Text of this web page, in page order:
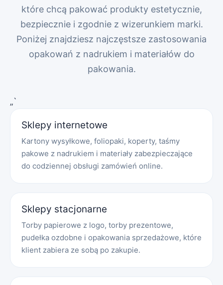
które chcą pakować produkty estetycznie,
bezpiecznie i zgodnie z wizerunkiem marki.
Poniżej znajdziesz najczęstsze zastosowania
opakowań z nadrukiem i materiałów do
pakowania.
„`
Sklepy internetowe
Kartony wysyłkowe, foliopaki, koperty, taśmy
pakowe z nadrukiem i materiały zabezpieczające
do codziennej obsługi zamówień online.
Sklepy stacjonarne
Torby papierowe z logo, torby prezentowe,
pudełka ozdobne i opakowania sprzedażowe, które
klient zabiera ze sobą po zakupie.